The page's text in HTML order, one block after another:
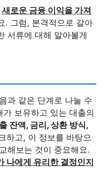
새로운 금융 이익을 가져
. 그럼, 본격적으로 갈아
서류에 대해 알아볼게
과 같은 단계로 나눌 수
가 보유하고 있는 대출의
잔액, 금리, 상환 방식,
하고, 이 정보를 바탕으
해보는 것이 중요해요.
나에게 유리한 결정인지